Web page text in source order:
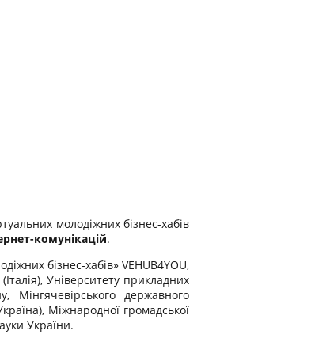
молодіжних бізнес-хабів
комунікацій.
бізнес-хабів» VEHUB4YOU,
Університету прикладних
Мінгячевірського державного
Міжнародної громадської
України.